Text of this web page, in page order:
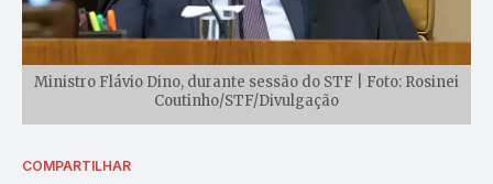
Ministro Flávio Dino, durante sessão do STF | Foto: Rosinei
Coutinho/STF/Divulgação
COMPARTILHAR